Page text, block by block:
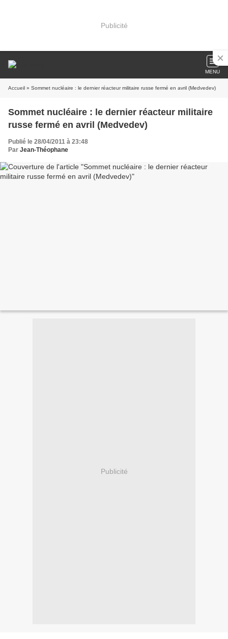
Publicité
MENU
Accueil » Sommet nucléaire : le dernier réacteur militaire russe fermé en avril (Medvedev)
Sommet nucléaire : le dernier réacteur militaire
russe fermé en avril (Medvedev)
Publié le 28/04/2011 à 23:48
Par Jean-Théophane
Publicité